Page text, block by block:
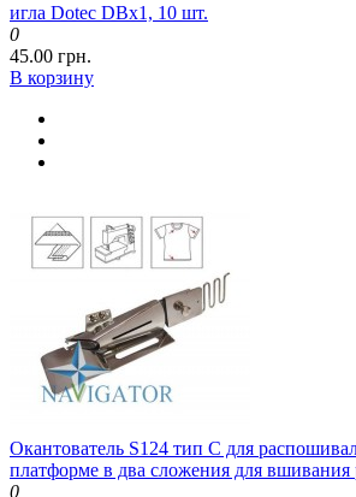
игла Dotec DBx1, 10 шт.
0
45.00 грн.
В корзину
Окантователь S124 тип C для
платформе в два сложения для вшивания
0